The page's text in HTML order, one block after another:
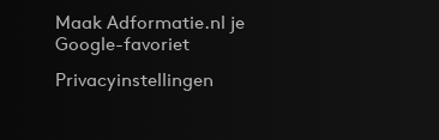
Maak Adformatie.nl je
Google-favoriet
Privacyinstellingen